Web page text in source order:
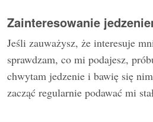
Zainteresowanie
Jeśli zauważysz, że interesuje
sprawdzam, co mi podajesz,
chwytam jedzenie i bawię się
zacząć regularnie podawać mi